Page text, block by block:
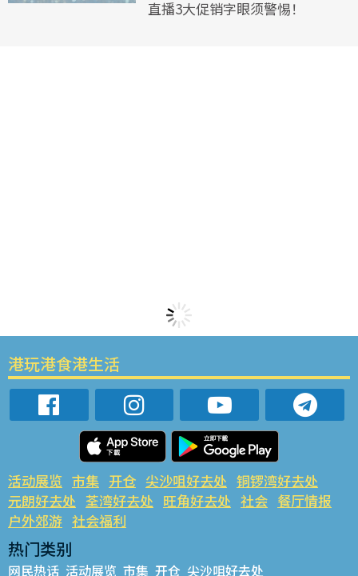
直播3大促销字眼须警惕！
港玩港食港生活
活动展览 市集 开仓 尖沙咀好去处 铜锣湾好去处
元朗好去处 荃湾好去处 旺角好去处 社会 餐厅情报
户外郊游 社会福利
热门类别
网民热话 活动展览 市集 开仓 尖沙咀好去处